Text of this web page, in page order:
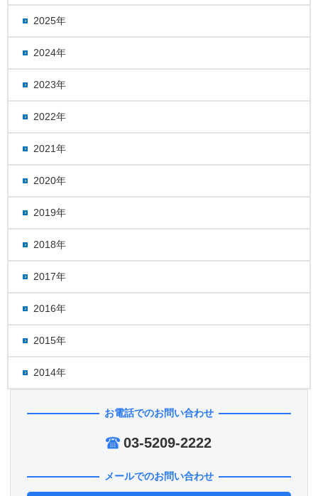
2025年
2024年
2023年
2022年
2021年
2020年
2019年
2018年
2017年
2016年
2015年
2014年
お電話でのお問い合わせ
03-5209-2222
メールでのお問い合わせ